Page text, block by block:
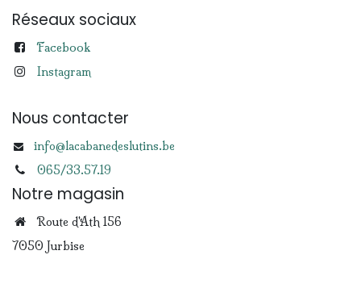
Réseaux sociaux
Facebook
Instagram
Nous contacter
info@lacabanedeslutins.be
065/33.57.19
Notre magasin
Route d'Ath 156
7050 Jurbise